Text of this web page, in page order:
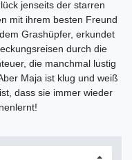
jenseits der starren
mit ihrem besten Freund
Grashüpfer, erkundet
durch die
die manchmal lustig
Maja ist klug und weiß
dass sie immer wieder